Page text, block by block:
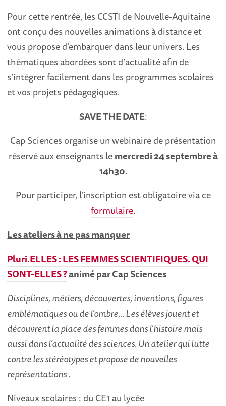
Pour cette rentrée, les CCSTI de Nouvelle-Aquitaine
ont conçu des nouvelles animations à distance et
vous propose d’embarquer dans leur univers. Les
thématiques abordées sont d’actualité afin de
s’intégrer facilement dans les programmes scolaires
et vos projets pédagogiques.
SAVE THE DATE:
Cap Sciences organise un webinaire de présentation
réservé aux enseignants lemercredi 24 septembre à
14h30.
Pour participer, l’inscription est obligatoire via ce
formulaire.
Les ateliers à ne pas manquer
Pluri.ELLES : LES FEMMES SCIENTIFIQUES. QUI
SONT-ELLES ?animé par Cap Sciences
Disciplines, métiers, découvertes, inventions, figures
emblématiques ou de l’ombre… Les élèves jouent et
découvrent la place des femmes dans l’histoire mais
aussi dans l’actualité des sciences. Un atelier qui lutte
contre les stéréotypes et propose de nouvelles
représentations .
Niveaux scolaires : du CE1 au lycée